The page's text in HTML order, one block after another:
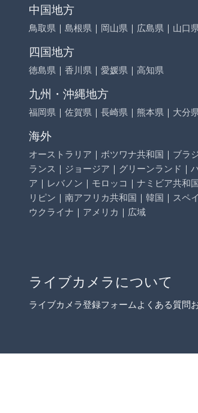
中国地方
鳥取県 ｜ 島根県 ｜ 岡山県 ｜ 広島県 ｜ 山口
四国地方
徳島県 ｜ 香川県 ｜ 愛媛県 ｜ 高知県
九州・沖縄地方
福岡県 ｜ 佐賀県 ｜ 長崎県 ｜ 熊本県 ｜ 大分
海外
オーストラリア ｜ ボツワナ共和国 ｜ ブラ
ランス ｜ ジョージア ｜ グリーンランド ｜
ア ｜ レバノン ｜ モロッコ ｜ ナミビア共和
リピン ｜ 南アフリカ共和国 ｜ 韓国 ｜ スペ
ウクライナ ｜ アメリカ ｜ 広域
ライブカメラについて
ライブカメラ登録フォームよくある質問